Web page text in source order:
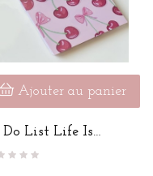
Ajouter au panier
Do List Life Is